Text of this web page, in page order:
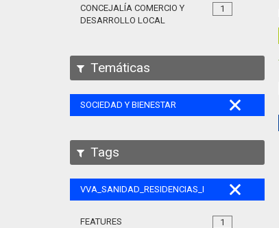
1
CONCEJALÍA COMERCIO Y
DESARROLLO LOCAL
Temáticas
SOCIEDAD Y BIENESTAR
Tags
VVA_SANIDAD_RESIDENCIAS_MAYORES_105
1
FEATURES